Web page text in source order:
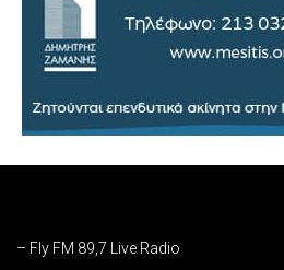
– Fly FM 89,7 Live Radio